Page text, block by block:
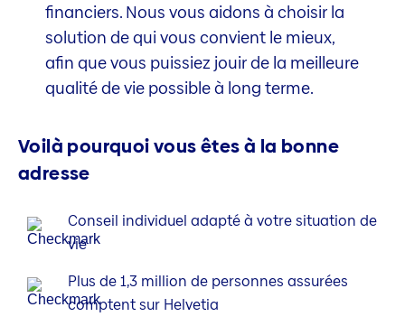
financiers. Nous vous aidons à choisir la
solution de qui vous convient le mieux,
afin que vous puissiez jouir de la meilleure
qualité de vie possible à long terme.
Voilà pourquoi vous êtes à la bonne
adresse
Conseil individuel adapté à votre situation de
vie
Plus de 1,3 million de personnes assurées
comptent sur Helvetia